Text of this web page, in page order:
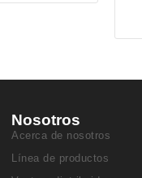
Nosotros
Acerca de nosotros
Línea de productos